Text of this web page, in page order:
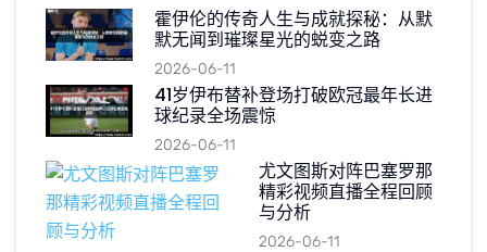
霍伊伦的传奇人生与成就探秘：从默
默无闻到璀璨星光的蜕变之路
2026-06-11
41岁伊布替补登场打破欧冠最年长进
球纪录全场震惊
2026-06-11
尤文图斯对阵巴塞罗那
精彩视频直播全程回顾
与分析
2026-06-11